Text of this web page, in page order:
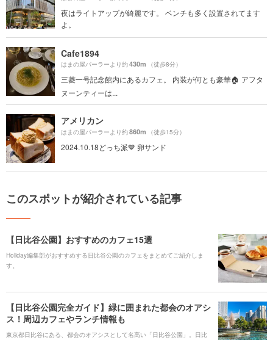
夜はライトアップが綺麗です。 ベンチも多く設置されてます
よ。
Cafe1894
はまの屋パーラーより約430m （徒歩8分）
三菱一号記念館内にあるカフェ。 内装が何とも豪華🏠 アフタ
ヌーンティーは...
アメリカン
はまの屋パーラーより約860m （徒歩15分）
2024.10.18どっち派💙 卵サンド
このスポットが紹介されている記事
【日比谷公園】おすすめのカフェ15選
Holiday編集部がおすすめする日比谷公園のカフェをまとめてご紹介しま
す。
【日比谷公園完全ガイド】緑に囲まれた都会のオアシ
ス！周辺カフェやランチ情報も
東京都日比谷にある、都会のオアシスとして名高い「日比谷公園」。日比